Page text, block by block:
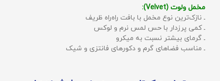
مخمل ولوت (Velvet):
ـ نازک‌ترین نوع مخمل با بافت راه‌راه ظریف
ـ کمی پرزدار با حس لمس نرم و لوکس
ـ گرمای بیشتر نسبت به میکرو
ـ مناسب فضاهای گرم و دکورهای فانتزی و شیک